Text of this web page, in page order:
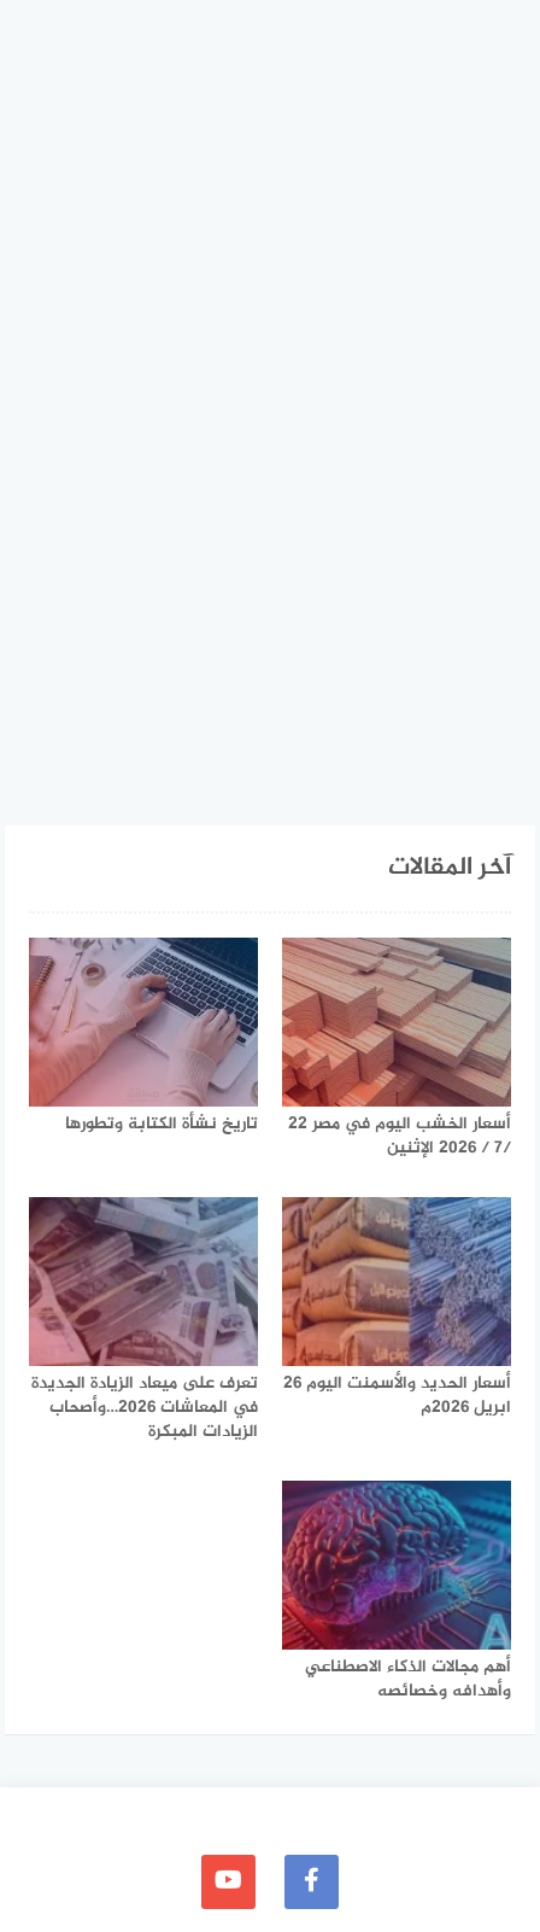
آخر المقالات
أسعار الخشب اليوم في مصر 22
/7 / 2026 الإثنين
تاريخ نشأة الكتابة وتطورها
أسعار الحديد والأسمنت اليوم 26
ابريل 2026م
تعرف على ميعاد الزيادة الجديدة
في المعاشات 2026…وأصحاب
الزيادات المبكرة
أهم مجالات الذكاء الاصطناعي
وأهدافه وخصائصه